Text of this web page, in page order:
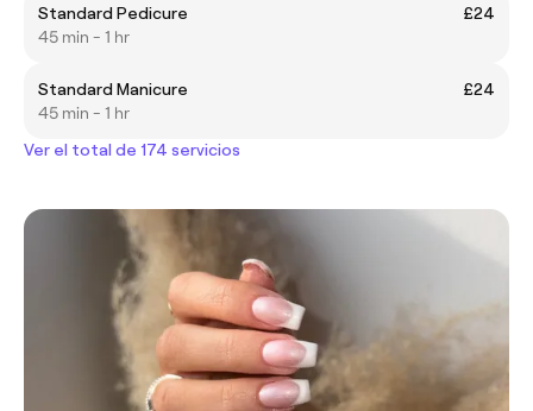
Standard Pedicure
£24
45 min - 1 hr
Standard Manicure
£24
45 min - 1 hr
Ver el total de 174 servicios